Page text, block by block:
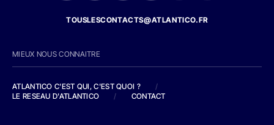
TOUSLESCONTACTS@ATLANTICO.FR
MIEUX NOUS CONNAITRE
ATLANTICO C'EST QUI, C'EST QUOI ?
/
LE RESEAU D'ATLANTICO
/ CONTACT